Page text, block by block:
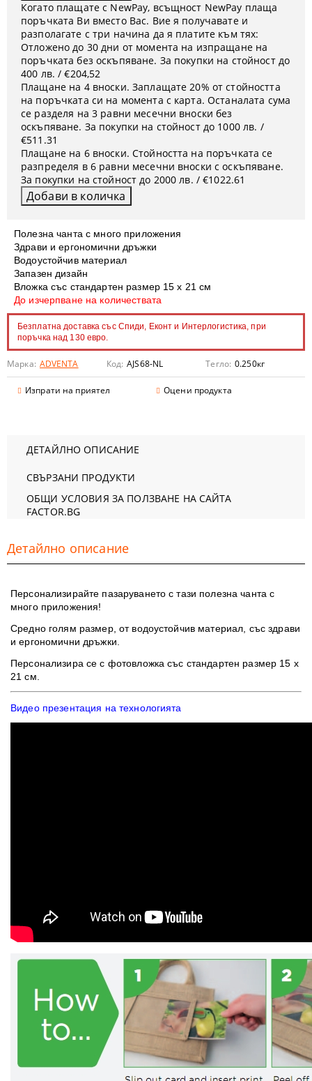
Полезна чанта с много приложения
Здрави и ергономични дръжки
Водоустойчив материал
Запазен дизайн
Вложка със стандартен размер 15 х 21 см
До изчерпване на количествата
Безплатна доставка със Спиди, Еконт и Интерлогистика, при
поръчка над 130 евро.
Марка: ADVENTA Код: AJS68-NL Тегло: 0.250кг
Изпрати на приятел Оцени продукта
Когато плащате с NewPay, всъщност NewPay плаща
поръчката Ви вместо Вас. Вие я получавате и
разполагате с три начина да я платите към тях:
Отложено до 30 дни от момента на изпращане на
поръчката без оскъпяване. За покупки на стойност до
400 лв. / €204,52
Плащане на 4 вноски. Заплащате 20% от стойността
на поръчката си на момента с карта. Останалата сума
се разделя на 3 равни месечни вноски без
оскъпяване. За покупки на стойност до 1000 лв. /
€511.31
Плащане на 6 вноски. Стойността на поръчката се
разпределя в 6 равни месечни вноски с оскъпяване.
За покупки на стойност до 2000 лв. / €1022.61
ДЕТАЙЛНО ОПИСАНИЕ
СВЪРЗАНИ ПРОДУКТИ
ОБЩИ УСЛОВИЯ ЗА ПОЛЗВАНЕ НА САЙТА
FACTOR.BG
Детайлно описание
Персонализирайте пазаруването с тази полезна чанта с
много приложения!
Средно голям размер, от водоустойчив материал, със здрави
и ергономични дръжки.
​Персонализира се с фотовложка със стандартен размер 15 х
21 см.
Видео презентация на технологията